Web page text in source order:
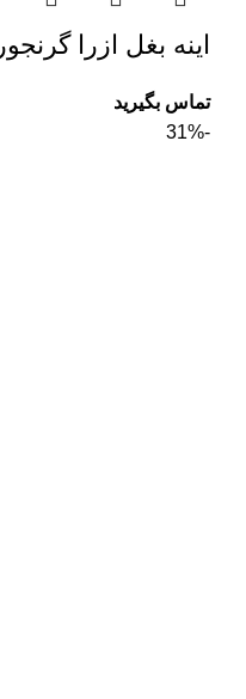
اینه بغل ازرا گرنجور 876203V430
تماس بگیرید
-31%